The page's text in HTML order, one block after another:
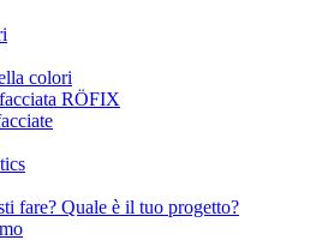
colori
RÖFIX
fare? Quale è il tuo progetto?